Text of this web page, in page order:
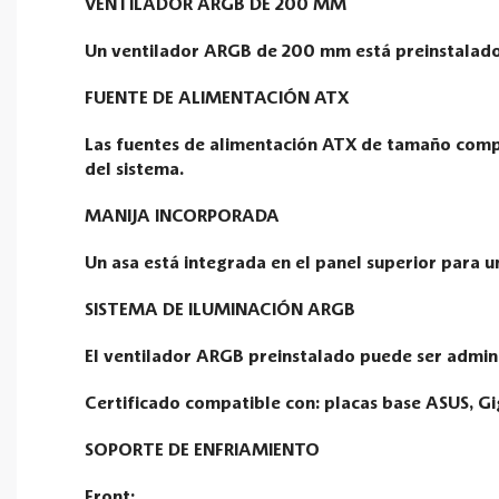
VENTILADOR ARGB DE 200 MM
Un ventilador ARGB de 200 mm está
FUENTE DE ALIMENTACIÓN ATX
Las fuentes de alimentación ATX de tamaño
del sistema.
MANIJA INCORPORADA
Un asa está integrada en el panel superior para
SISTEMA DE ILUMINACIÓN ARGB
El ventilador ARGB preinstalado puede ser
Certificado compatible con: placas base ASUS,
SOPORTE DE ENFRIAMIENTO